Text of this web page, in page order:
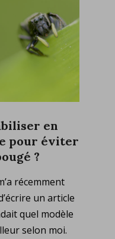
en
pour éviter
?
récemment
un article
quel modèle
selon moi.